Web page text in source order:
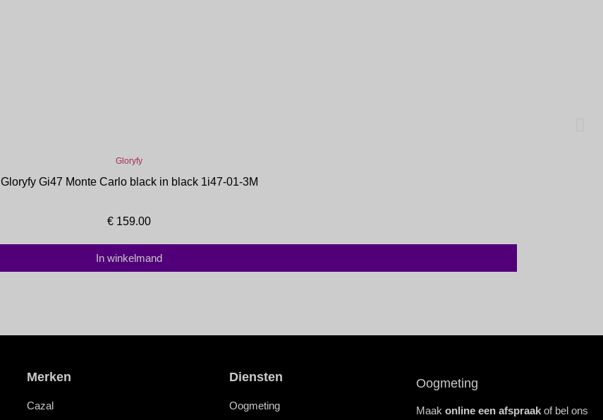
Gloryfy
Gloryfy Gi47 Monte Carlo black in black 1i47-01-3M
€ 159.00
In winkelmand
Merken
Cazal
Diensten
Oogmeting
Oogmeting
Maakonline een afspraak of bel ons